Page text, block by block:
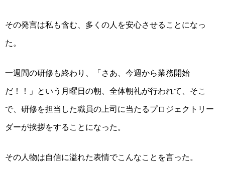
その発言は私も含む、多くの人を安心させることになっ
た。
一週間の研修も終わり、「さあ、今週から業務開始
だ！！」という月曜日の朝、全体朝礼が行われて、そこ
で、研修を担当した職員の上司に当たるプロジェクトリー
ダーが挨拶をすることになった。
その人物は自信に溢れた表情でこんなことを言った。